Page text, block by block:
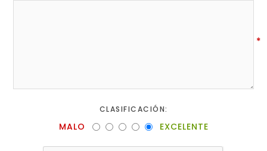
*
CLASIFICACIÓN:
MALO EXCELENTE